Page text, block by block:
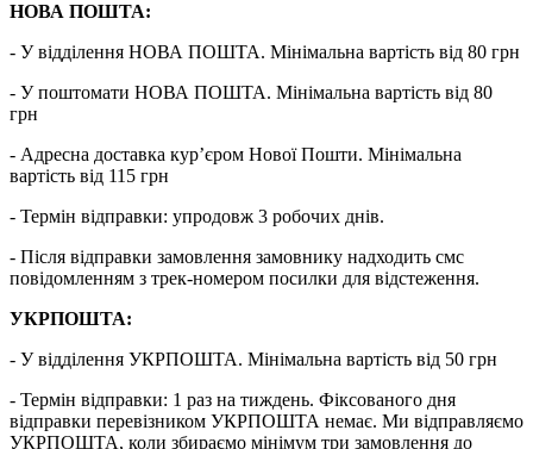
НОВА ПОШТА:
- У відділення НОВА ПОШТА. Мінімальна вартість від 80 грн
- У поштомати НОВА ПОШТА. Мінімальна вартість від 80
грн
- Адресна доставка кур’єром Нової Пошти. Мінімальна
вартість від 115 грн
- Термін відправки: упродовж 3 робочих днів.
- Після відправки замовлення замовнику надходить смс
повідомленням з трек-номером посилки для відстеження.
УКРПОШТА:
- У відділення УКРПОШТА. Мінімальна вартість від 50 грн
- Термін відправки: 1 раз на тиждень. Фіксованого дня
відправки перевізником УКРПОШТА немає. Ми відправляємо
УКРПОШТА, коли збираємо мінімум три замовлення до